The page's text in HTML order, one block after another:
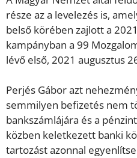
része az a levelezés is,
belső körében zajlott a
kampányban a 99
lévő első, 2021 augusztus
Perjés Gábor azt
semmilyen befizetés nem
bankszámlájára és a
közben keletkezett banki
tartozást azonnal